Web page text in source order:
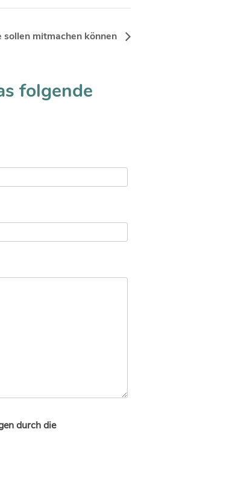
sollen mitmachen können
folgende
durch die